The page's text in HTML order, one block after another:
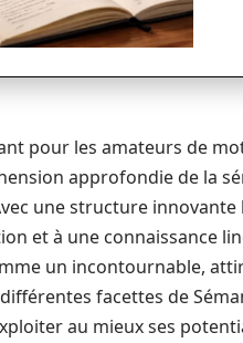
pour les amateurs de
approfondie de la
une structure innovante
et à une connaissance
un incontournable,
facettes de
au mieux ses